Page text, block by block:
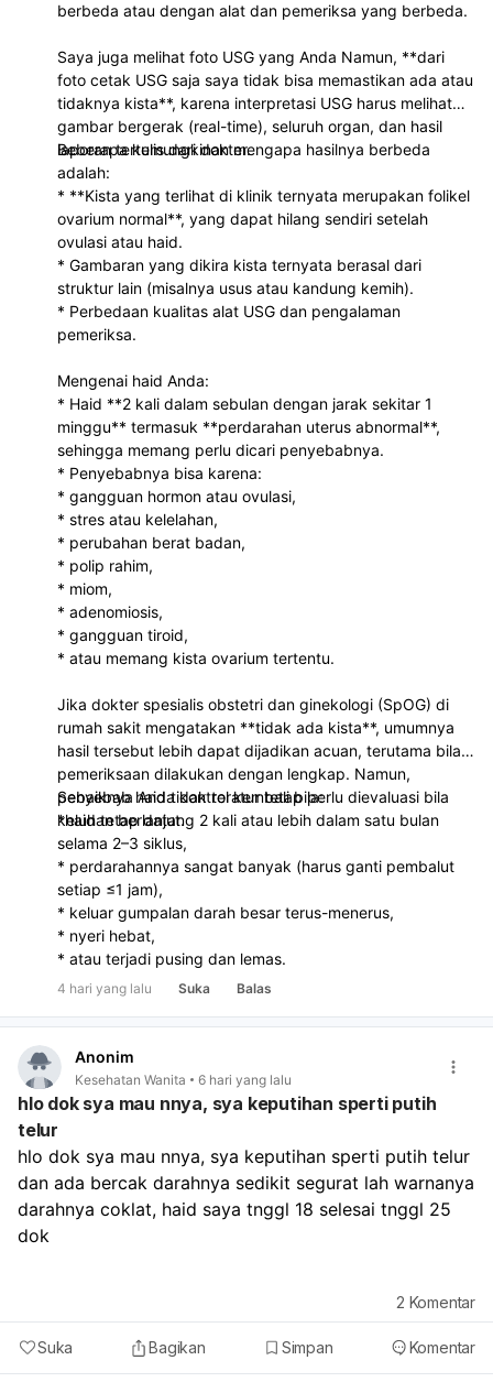
berbeda atau dengan alat dan pemeriksa yang berbeda.
Saya juga melihat foto USG yang Anda Namun, **dari
foto cetak USG saja saya tidak bisa memastikan ada atau
tidaknya kista**, karena interpretasi USG harus melihat
gambar bergerak (real-time), seluruh organ, dan hasil
laporan tertulis dari dokter.
Beberapa kemungkinan mengapa hasilnya berbeda
adalah:
* **Kista yang terlihat di klinik ternyata merupakan folikel
ovarium normal**, yang dapat hilang sendiri setelah
ovulasi atau haid.
* Gambaran yang dikira kista ternyata berasal dari
struktur lain (misalnya usus atau kandung kemih).
* Perbedaan kualitas alat USG dan pengalaman
pemeriksa.
Mengenai haid Anda:
* Haid **2 kali dalam sebulan dengan jarak sekitar 1
minggu** termasuk **perdarahan uterus abnormal**,
sehingga memang perlu dicari penyebabnya.
* Penyebabnya bisa karena:
* gangguan hormon atau ovulasi,
* stres atau kelelahan,
* perubahan berat badan,
* polip rahim,
* miom,
* adenomiosis,
* gangguan tiroid,
* atau memang kista ovarium tertentu.
Jika dokter spesialis obstetri dan ginekologi (SpOG) di
rumah sakit mengatakan **tidak ada kista**, umumnya
hasil tersebut lebih dapat dijadikan acuan, terutama bila
pemeriksaan dilakukan dengan lengkap. Namun,
penyebab haid tidak teratur tetap perlu dievaluasi bila
keluhan berlanjut.
Sebaiknya Anda kontrol kembali bila:
*haid tetap datang 2 kali atau lebih dalam satu bulan
selama 2–3 siklus,
* perdarahannya sangat banyak (harus ganti pembalut
setiap ≤1 jam),
* keluar gumpalan darah besar terus-menerus,
* nyeri hebat,
* atau terjadi pusing dan lemas.
4 hari yang lalu Suka Balas
Anonim
Kesehatan Wanita 6 hari yang lalu
hlo dok sya mau nnya, sya keputihan sperti putih
telur
hlo dok sya mau nnya, sya keputihan sperti putih telur
dan ada bercak darahnya sedikit segurat lah warnanya
darahnya coklat, haid saya tnggl 18 selesai tnggl 25
dok
Suka Bagikan Simpan Komentar
2 Komentar